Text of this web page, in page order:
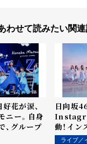
わせて読みたい関
花が涙、
ニー。自身
、グループ
日向坂
動！イン
ライブ／